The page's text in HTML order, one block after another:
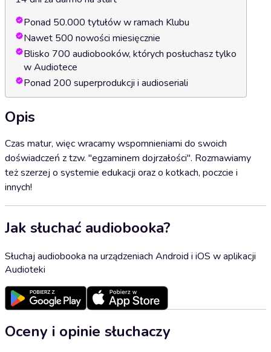
Ponad 50.000 tytułów w ramach Klubu
Nawet 500 nowości miesięcznie
Blisko 700 audiobooków, których posłuchasz tylko
w Audiotece
Ponad 200 superprodukcji i audioseriali
Opis
Czas matur, więc wracamy wspomnieniami do swoich
doświadczeń z tzw. "egzaminem dojrzałości". Rozmawiamy
też szerzej o systemie edukacji oraz o kotkach, poczcie i
innych!
Jak słuchać audiobooka?
Słuchaj audiobooka na urządzeniach Android i iOS w aplikacji
Audioteki
Oceny i opinie słuchaczy